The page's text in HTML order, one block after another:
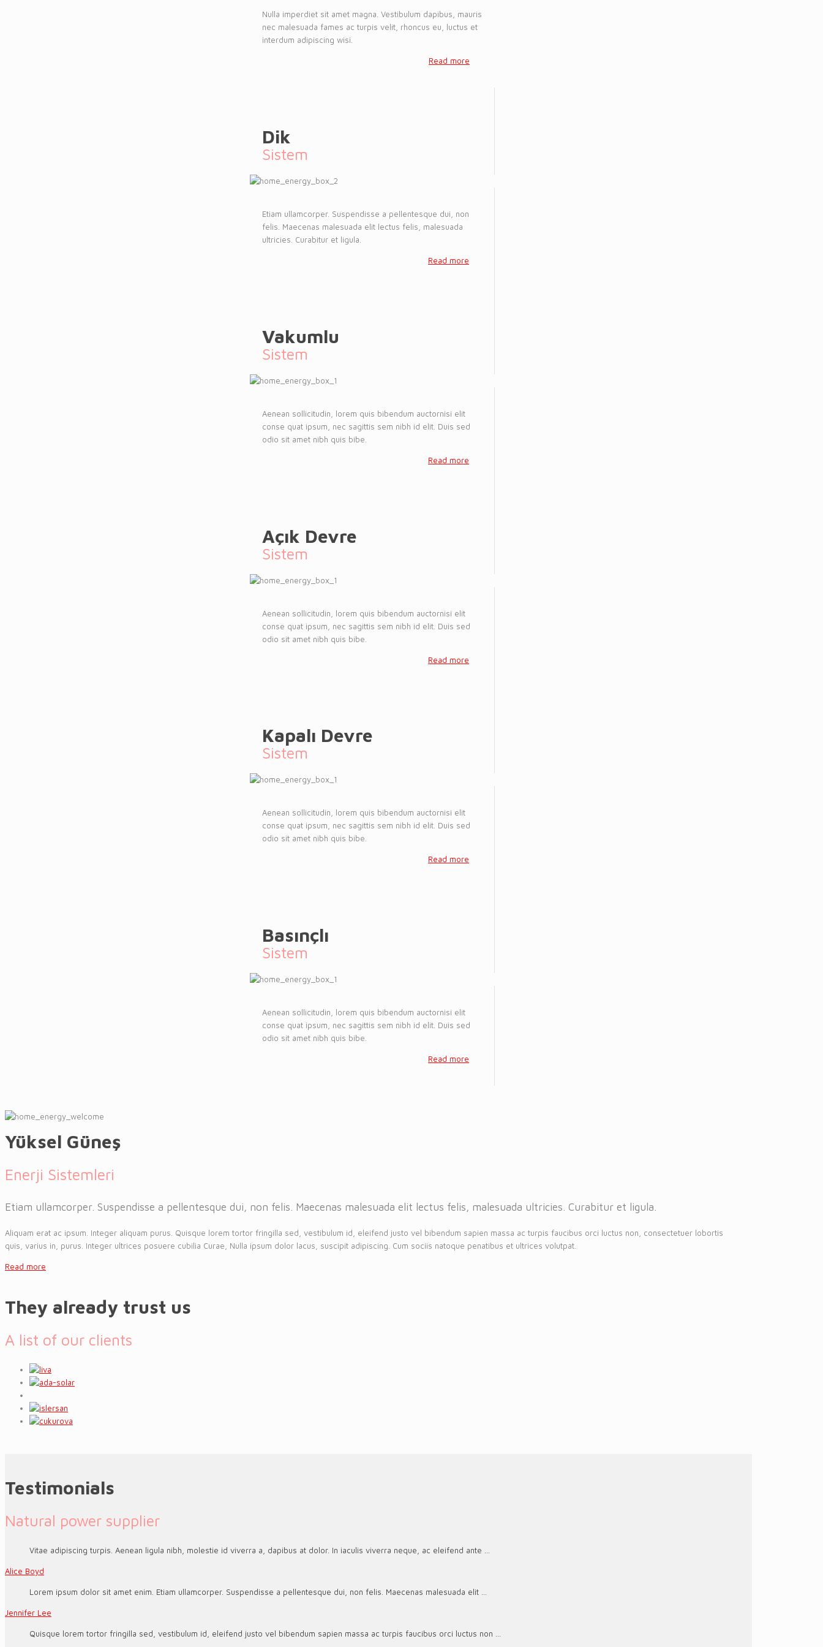
Nulla imperdiet sit amet magna. Vestibulum dapibus, mauris
nec malesuada fames ac turpis velit, rhoncus eu, luctus et
interdum adipiscing wisi.
Read more
Dik
Sistem
Etiam ullamcorper. Suspendisse a pellentesque dui, non
felis. Maecenas malesuada elit lectus felis, malesuada
ultricies. Curabitur et ligula.
Read more
Vakumlu
Sistem
Aenean sollicitudin, lorem quis bibendum auctornisi elit
conse quat ipsum, nec sagittis sem nibh id elit. Duis sed
odio sit amet nibh quis bibe.
Read more
Açık Devre
Sistem
Aenean sollicitudin, lorem quis bibendum auctornisi elit
conse quat ipsum, nec sagittis sem nibh id elit. Duis sed
odio sit amet nibh quis bibe.
Read more
Kapalı Devre
Sistem
Aenean sollicitudin, lorem quis bibendum auctornisi elit
conse quat ipsum, nec sagittis sem nibh id elit. Duis sed
odio sit amet nibh quis bibe.
Read more
Basınçlı
Sistem
Aenean sollicitudin, lorem quis bibendum auctornisi elit
conse quat ipsum, nec sagittis sem nibh id elit. Duis sed
odio sit amet nibh quis bibe.
Read more
Yüksel Güneş
Enerji Sistemleri
Etiam ullamcorper. Suspendisse a pellentesque dui, non felis. Maecenas malesuada elit lectus felis, malesuada ultricies. Curabitur et ligula.
Aliquam erat ac ipsum. Integer aliquam purus. Quisque lorem tortor fringilla sed, vestibulum id, eleifend justo vel bibendum sapien massa ac turpis faucibus orci luctus non, consectetuer lobortis
quis, varius in, purus. Integer ultrices posuere cubilia Curae, Nulla ipsum dolor lacus, suscipit adipiscing. Cum sociis natoque penatibus et ultrices volutpat.
Read more
They already trust us
A list of our clients
Testimonials
Natural power supplier
Vitae adipiscing turpis. Aenean ligula nibh, molestie id viverra a, dapibus at dolor. In iaculis viverra neque, ac eleifend ante ...
Alice Boyd
Lorem ipsum dolor sit amet enim. Etiam ullamcorper. Suspendisse a pellentesque dui, non felis. Maecenas malesuada elit ...
Jennifer Lee
Quisque lorem tortor fringilla sed, vestibulum id, eleifend justo vel bibendum sapien massa ac turpis faucibus orci luctus non ...